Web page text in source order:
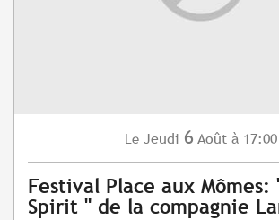
Le Jeudi 6 Août à 17:00
Festival Place aux Mômes:
Spirit " de la compagnie